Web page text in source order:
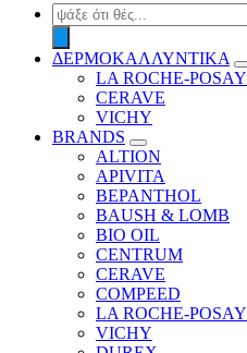
Products
search
ΔΕΡΜΟΚΑΛΛΥΝΤΙΚΑ
LA ROCHE-POSAY
CERAVE
VICHY
BRANDS
ALTION
APIVITA
BEPANTHOL
BAUSH & LOMB
BIO OIL
CENTRUM
CERAVE
COMPEED
LA ROCHE-POSAY
VICHY